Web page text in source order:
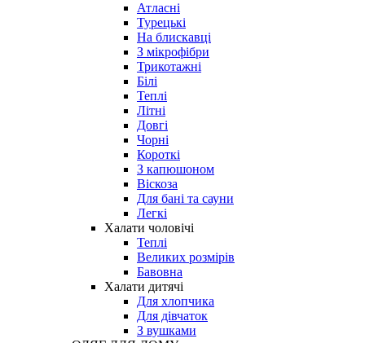
Атласні
Турецькі
На блискавці
З мікрофібри
Трикотажні
Білі
Теплі
Літні
Довгі
Чорні
Короткі
З капюшоном
Віскоза
Для бані та сауни
Легкі
Халати чоловічі
Теплі
Великих розмірів
Бавовна
Халати дитячі
Для хлопчика
Для дівчаток
З вушками